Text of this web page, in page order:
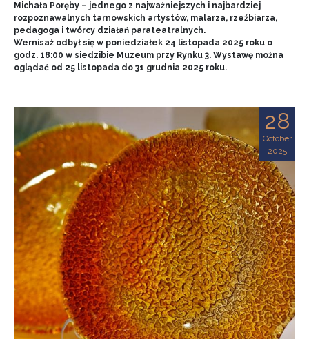
Michała Poręby – jednego z najważniejszych i najbardziej
rozpoznawalnych tarnowskich artystów, malarza, rzeźbiarza,
pedagoga i twórcy działań parateatralnych.
Wernisaż odbył się w poniedziałek 24 listopada 2025 roku o
godz. 18:00 w siedzibie Muzeum przy Rynku 3. Wystawę można
oglądać od 25 listopada do 31 grudnia 2025 roku.
28
October
2025